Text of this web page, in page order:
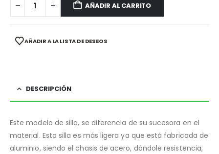
AÑADIR AL CARRITO
AÑADIR A LA LISTA DE DESEOS
DESCRIPCIÓN
Este modelo de silla, se diferencia de su sucesora en el
material. Esta silla es más ligera ya que está fabricada de
aluminio, siendo el chasis de acero, dándole resistencia,